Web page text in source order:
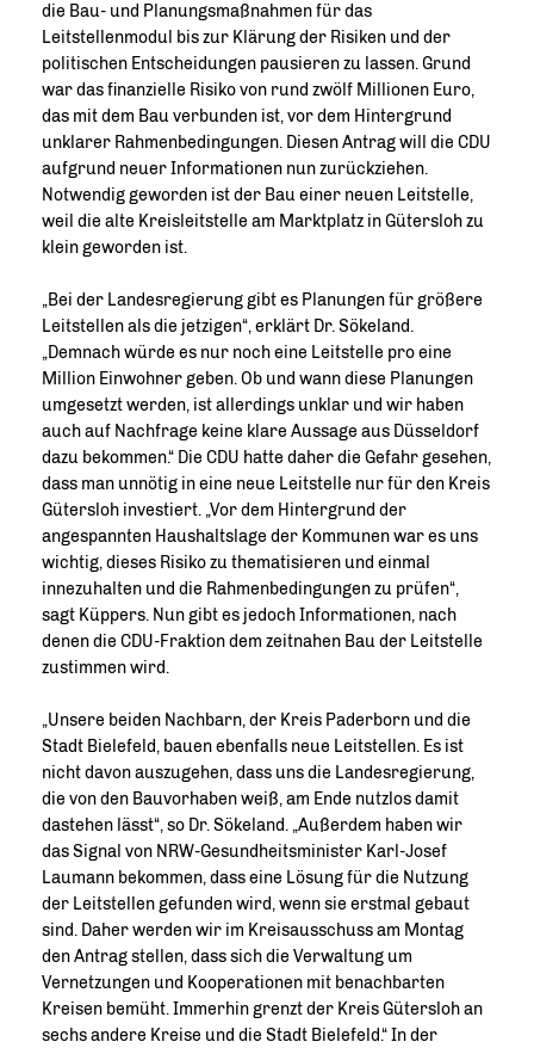
die Bau- und Planungsmaßnahmen für das
Leitstellenmodul bis zur Klärung der Risiken und der
politischen Entscheidungen pausieren zu lassen. Grund
war das finanzielle Risiko von rund zwölf Millionen Euro,
das mit dem Bau verbunden ist, vor dem Hintergrund
unklarer Rahmenbedingungen. Diesen Antrag will die CDU
aufgrund neuer Informationen nun zurückziehen.
Notwendig geworden ist der Bau einer neuen Leitstelle,
weil die alte Kreisleitstelle am Marktplatz in Gütersloh zu
klein geworden ist.
Bei der Landesregierung gibt es Planungen für größere
Leitstellen als die jetzigen“, erklärt Dr. Sökeland.
Demnach würde es nur noch eine Leitstelle pro eine
Million Einwohner geben. Ob und wann diese Planungen
umgesetzt werden, ist allerdings unklar und wir haben
auch auf Nachfrage keine klare Aussage aus Düsseldorf
dazu bekommen.“ Die CDU hatte daher die Gefahr gesehen,
dass man unnötig in eine neue Leitstelle nur für den Kreis
Gütersloh investiert. „Vor dem Hintergrund der
angespannten Haushaltslage der Kommunen war es uns
wichtig, dieses Risiko zu thematisieren und einmal
innezuhalten und die Rahmenbedingungen zu prüfen“,
sagt Küppers. Nun gibt es jedoch Informationen, nach
denen die CDU-Fraktion dem zeitnahen Bau der Leitstelle
zustimmen wird.
Unsere beiden Nachbarn, der Kreis Paderborn und die
Stadt Bielefeld, bauen ebenfalls neue Leitstellen. Es ist
nicht davon auszugehen, dass uns die Landesregierung,
die von den Bauvorhaben weiß, am Ende nutzlos damit
dastehen lässt“, so Dr. Sökeland. „Außerdem haben wir
das Signal von NRW-Gesundheitsminister Karl-Josef
Laumann bekommen, dass eine Lösung für die Nutzung
der Leitstellen gefunden wird, wenn sie erstmal gebaut
sind. Daher werden wir im Kreisausschuss am Montag
den Antrag stellen, dass sich die Verwaltung um
Vernetzungen und Kooperationen mit benachbarten
Kreisen bemüht. Immerhin grenzt der Kreis Gütersloh an
sechs andere Kreise und die Stadt Bielefeld.“ In der